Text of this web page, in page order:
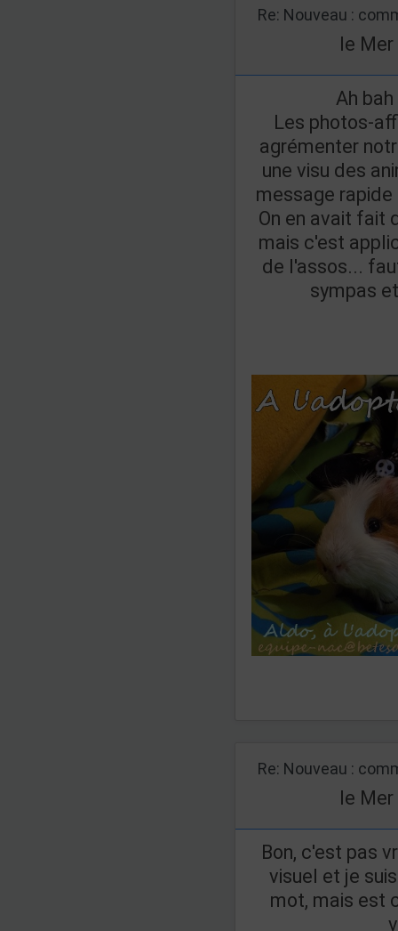
Re: Nouveau :
le Mer
Ah
Les photos-
agrémenter
une visu des
message
On en avait fait
mais c'est
de l'assos...
sympas
Re: Nouveau :
le Mer
Bon, c'est pas
visuel et je
mot, mais est